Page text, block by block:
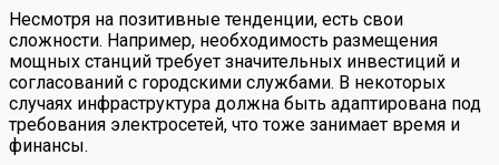
Несмотря на позитивные тенденции, есть свои
сложности. Например, необходимость размещения
мощных станций требует значительных инвестиций и
согласований с городскими службами. В некоторых
случаях инфраструктура должна быть адаптирована под
требования электросетей, что тоже занимает время и
финансы.